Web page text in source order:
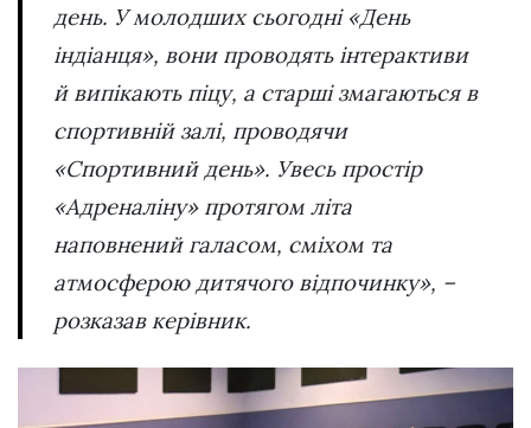
день. У молодших сьогодні «День
індіанця», вони проводять інтерактиви
й випікають піцу, а старші змагаються в
спортивній залі, проводячи
«Спортивний день». Увесь простір
«Адреналіну» протягом літа
наповнений галасом, сміхом та
атмосферою дитячого відпочинку», –
розказав керівник.